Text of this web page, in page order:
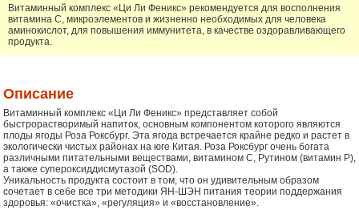
Витаминный комплекс «Ци Ли Феникс» рекомендуется для восполнения
витамина С, микроэлементов и жизненно необходимых для человека
аминокислот, для повышения иммунитета, в качестве оздоравливающего
продукта.
Описание
Витаминный комплекс «Ци Ли Феникс» представляет собой
быстрорастворимый напиток, основным компонентом которого являются
плоды ягоды Роза Роксбург. Эта ягода встречается крайне редко и растет в
экологически чистых районах на юге Китая. Роза Роксбург очень богата
различными питательными веществами, витамином С, Рутином (витамин Р),
а также супероксиддисмутазой (SOD).
Уникальность продукта состоит в том, что он удивительным образом
сочетает в себе все три методики ЯН-ШЭН питания теории поддержания
здоровья: «очистка», «регуляция» и «восстановление».